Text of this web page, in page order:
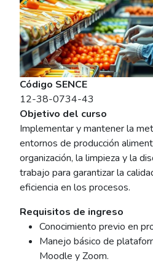
Código SENCE
12-38-0734-43
Objetivo del curso
Implementar y mantener la
entornos de producción
organización, la limpieza y la
trabajo para garantizar la
eficiencia en los procesos.
Requisitos de ingreso
Conocimiento previo en
Manejo básico de
Moodle y Zoom.